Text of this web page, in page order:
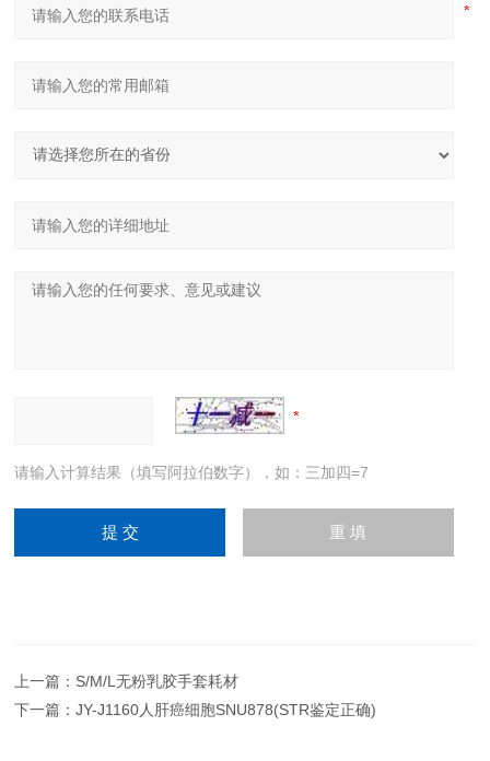
请输入计算结果（填写阿拉伯数字），如：三加四=7
上一篇： S/M/L无粉乳胶手套耗材
下一篇：JY-J1160人肝癌细胞SNU878(STR鉴定正确)